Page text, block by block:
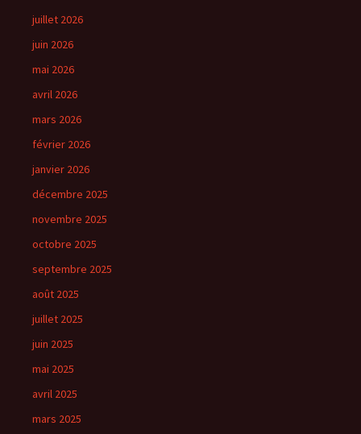
juillet 2026
juin 2026
mai 2026
avril 2026
mars 2026
février 2026
janvier 2026
décembre 2025
novembre 2025
octobre 2025
septembre 2025
août 2025
juillet 2025
juin 2025
mai 2025
avril 2025
mars 2025